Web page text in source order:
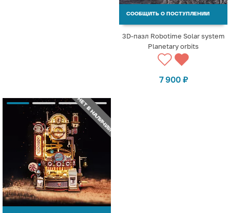
СООБЩИТЬ О ПОСТУПЛЕНИИ
3D-пазл Robotime Solar system
Planetary orbits
7 900 ₽
НЕТ В НАЛИЧИИ